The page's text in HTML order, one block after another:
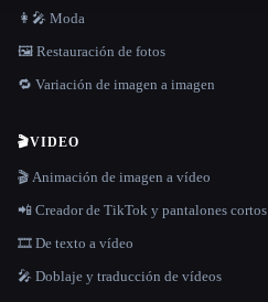
👩‍🎤 Moda
🖼️ Restauración de fotos
🔁 Variación de imagen a imagen
🎬VIDEO
🎬 Animación de imagen a vídeo
📲 Creador de TikTok y pantalones cortos
🎞️ De texto a vídeo
🎤 Doblaje y traducción de vídeos